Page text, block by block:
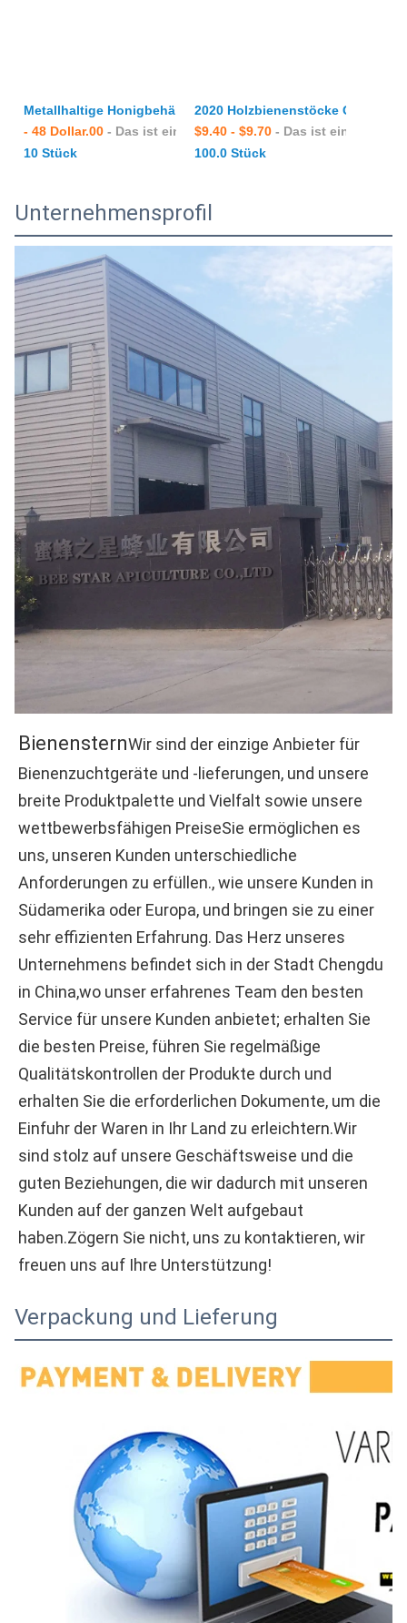
Metallhaltige Honigbehälter aus Edelstahl
- 48 Dollar.00 - Das ist ein Stück.
10 Stück
2020 Holzbienenstöcke
$9.40 - $9.70 - Das ist ein Stück.
100.0 Stück
Unternehmensprofil
BienensternWir sind der einzige Anbieter für
Bienenzuchtgeräte und -lieferungen, und unsere
breite Produktpalette und Vielfalt sowie unsere
wettbewerbsfähigen PreiseSie ermöglichen es
uns, unseren Kunden unterschiedliche
Anforderungen zu erfüllen., wie unsere Kunden in
Südamerika oder Europa, und bringen sie zu einer
sehr effizienten Erfahrung. Das Herz unseres
Unternehmens befindet sich in der Stadt Chengdu
in China,wo unser erfahrenes Team den besten
Service für unsere Kunden anbietet; erhalten Sie
die besten Preise, führen Sie regelmäßige
Qualitätskontrollen der Produkte durch und
erhalten Sie die erforderlichen Dokumente, um die
Einfuhr der Waren in Ihr Land zu erleichtern.Wir
sind stolz auf unsere Geschäftsweise und die
guten Beziehungen, die wir dadurch mit unseren
Kunden auf der ganzen Welt aufgebaut
haben.Zögern Sie nicht, uns zu kontaktieren, wir
freuen uns auf Ihre Unterstützung!
Verpackung und Lieferung